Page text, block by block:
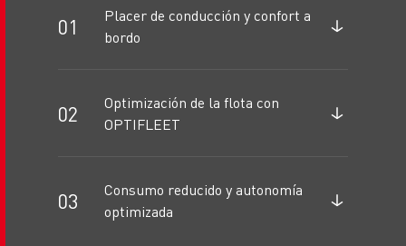
Placer de conducción y confort a
bordo
Optimización de la flota con
OPTIFLEET
Consumo reducido y autonomía
optimizada